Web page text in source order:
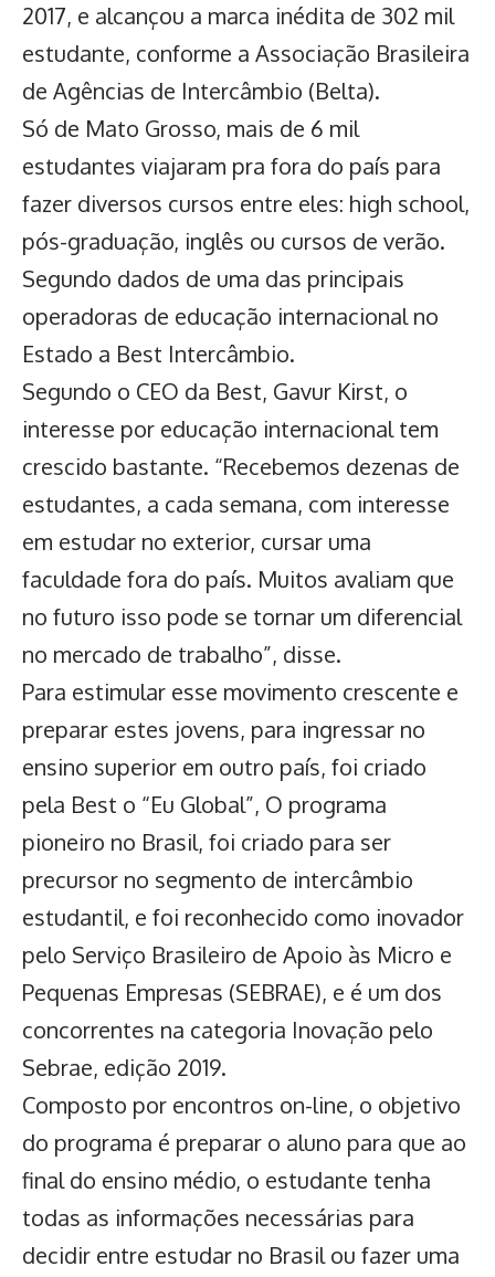
2017, e alcançou a marca inédita de 302 mil
estudante, conforme a Associação Brasileira
de Agências de Intercâmbio (Belta).
Só de Mato Grosso, mais de 6 mil
estudantes viajaram pra fora do país para
fazer diversos cursos entre eles: high school,
pós-graduação, inglês ou cursos de verão.
Segundo dados de uma das principais
operadoras de educação internacional no
Estado a Best Intercâmbio.
Segundo o CEO da Best, Gavur Kirst, o
interesse por educação internacional tem
crescido bastante. “Recebemos dezenas de
estudantes, a cada semana, com interesse
em estudar no exterior, cursar uma
faculdade fora do país. Muitos avaliam que
no futuro isso pode se tornar um diferencial
no mercado de trabalho”, disse.
Para estimular esse movimento crescente e
preparar estes jovens, para ingressar no
ensino superior em outro país, foi criado
pela Best o “Eu Global”, O programa
pioneiro no Brasil, foi criado para ser
precursor no segmento de intercâmbio
estudantil, e foi reconhecido como inovador
pelo Serviço Brasileiro de Apoio às Micro e
Pequenas Empresas (SEBRAE), e é um dos
concorrentes na categoria Inovação pelo
Sebrae, edição 2019.
Composto por encontros on-line, o objetivo
do programa é preparar o aluno para que ao
final do ensino médio, o estudante tenha
todas as informações necessárias para
decidir entre estudar no Brasil ou fazer uma